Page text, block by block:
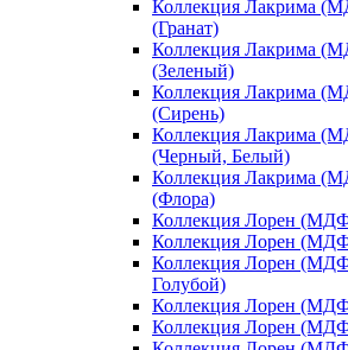
Коллекция Лакрима
(Гранат)
Коллекция Лакрима
(Зеленый)
Коллекция Лакрима
(Сирень)
Коллекция Лакрима
(Черный, Белый)
Коллекция Лакрима
(Флора)
Коллекция Лорен
Коллекция Лорен
Коллекция Лорен (МДФ
Голубой)
Коллекция Лорен
Коллекция Лорен